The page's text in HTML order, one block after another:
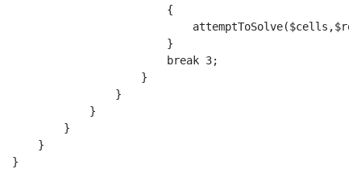
{
}
break 3;
}
}
}
}
}
}